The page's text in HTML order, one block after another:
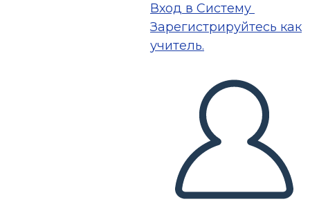
Вход в Систему
Зарегистрируйтесь как
учитель.